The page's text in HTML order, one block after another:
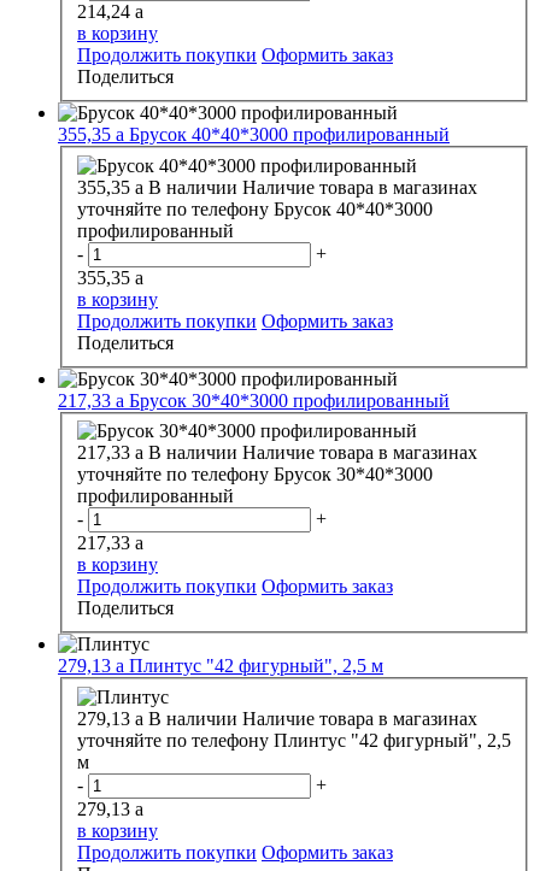
214,24 a
в корзину
Продолжить покупки Оформить заказ
Поделиться
355,35 a Брусок 40*40*3000 профилированный
355,35 a В наличии Наличие товара в магазинах
уточняйте по телефону Брусок 40*40*3000
профилированный
-
+
355,35 a
в корзину
Продолжить покупки Оформить заказ
Поделиться
217,33 a Брусок 30*40*3000 профилированный
217,33 a В наличии Наличие товара в магазинах
уточняйте по телефону Брусок 30*40*3000
профилированный
-
+
217,33 a
в корзину
Продолжить покупки Оформить заказ
Поделиться
279,13 a Плинтус "42 фигурный", 2,5 м
279,13 a В наличии Наличие товара в магазинах
уточняйте по телефону Плинтус "42 фигурный", 2,5
м
-
+
279,13 a
в корзину
Продолжить покупки Оформить заказ